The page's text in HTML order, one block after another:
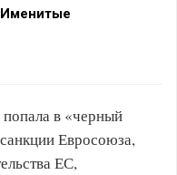
в «черный
Евросоюза,
ЕС,